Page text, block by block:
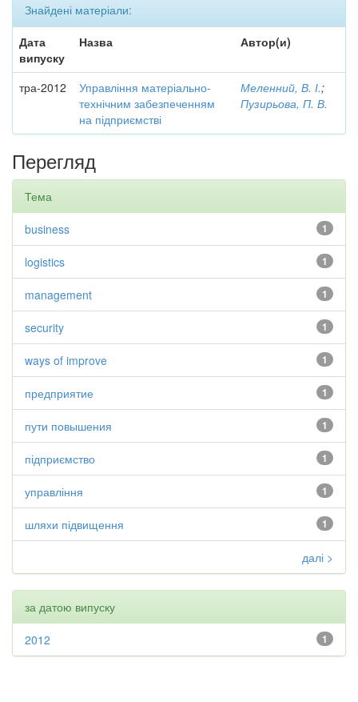
Знайдені матеріали:
Дата
випуску
Назва Автор(и)
тра-2012
Управління матеріально-
технічним забезпеченням
на підприємстві
Меленний, В. І.;
Пузирьова, П. В.
Перегляд
Тема
1
business
1
logistics
1
management
1
security
1
ways of improve
1
предприятие
1
пути повышения
1
підприємство
1
управління
1
шляхи підвищення
далі >
за датою випуску
1
2012